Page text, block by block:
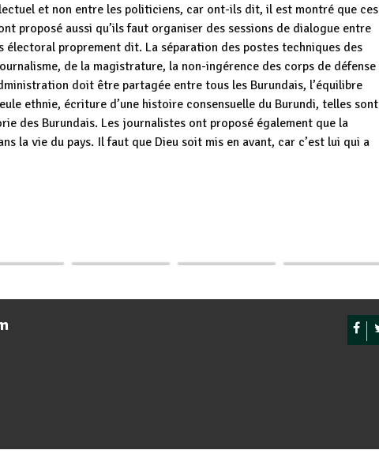
et non entre les politiciens, car ont-ils dit, il est montré que ces
proposé aussi qu’ils faut organiser des sessions de dialogue entre
électoral proprement dit. La séparation des postes techniques des
de la magistrature, la non-ingérence des corps de défense
doit être partagée entre tous les Burundais, l’équilibre
ethnie, écriture d’une histoire consensuelle du Burundi, telles sont
des Burundais. Les journalistes ont proposé également que la
la vie du pays. Il faut que Dieu soit mis en avant, car c’est lui qui a